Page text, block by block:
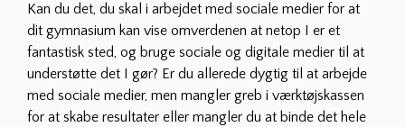
Kan du det, du skal i arbejdet med sociale medier for at
dit gymnasium kan vise omverdenen at netop I er et
fantastisk sted, og bruge sociale og digitale medier til at
understøtte det I gør? Er du allerede dygtig til at arbejde
med sociale medier, men mangler greb i værktøjskassen
for at skabe resultater eller mangler du at binde det hele